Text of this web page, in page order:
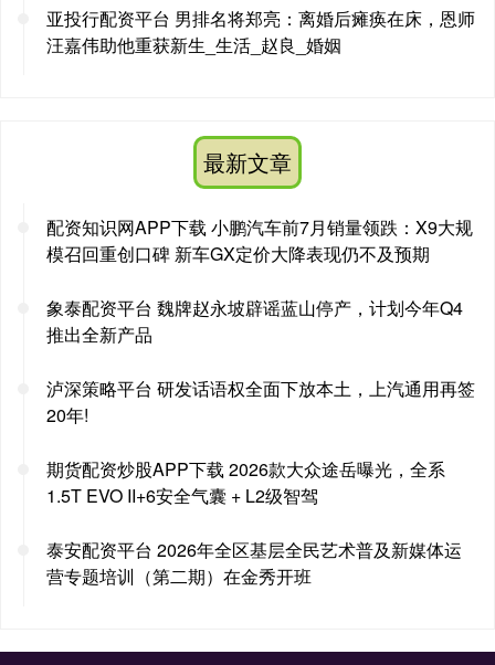
亚投行配资平台 男排名将郑亮：离婚后瘫痪在床，恩师
汪嘉伟助他重获新生_生活_赵良_婚姻
最新文章
配资知识网APP下载 小鹏汽车前7月销量领跌：X9大规
模召回重创口碑 新车GX定价大降表现仍不及预期
象泰配资平台 魏牌赵永坡辟谣蓝山停产，计划今年Q4
推出全新产品
泸深策略平台 研发话语权全面下放本土，上汽通用再签
20年!
期货配资炒股APP下载 2026款大众途岳曝光，全系
1.5T EVO II+6安全气囊 + L2级智驾
泰安配资平台 2026年全区基层全民艺术普及新媒体运
营专题培训（第二期）在金秀开班